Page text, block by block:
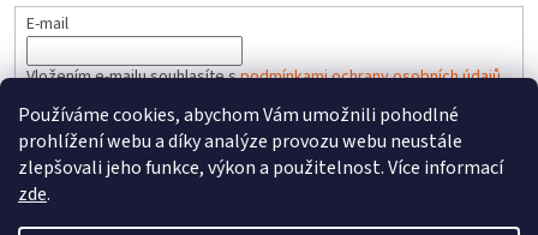
Používáme cookies, abychom Vám umožnili pohodlné
prohlížení webu a díky analýze provozu webu neustále
zlepšovali jeho funkce, výkon a použitelnost. Více informací
zde.
E-mail
Vložením e-mailu souhlasíte spodmínkami ochrany osobních údajů
PŘIHLÁSIT SE